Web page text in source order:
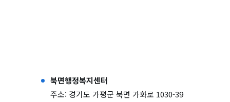
북면행정복지센터
주소: 경기도 가평군 북면 가화로 1030-39